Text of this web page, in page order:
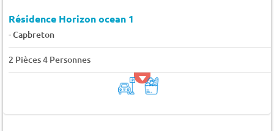
Résidence Horizon ocean 1
-Capbreton
2 Pièces 4 Personnes